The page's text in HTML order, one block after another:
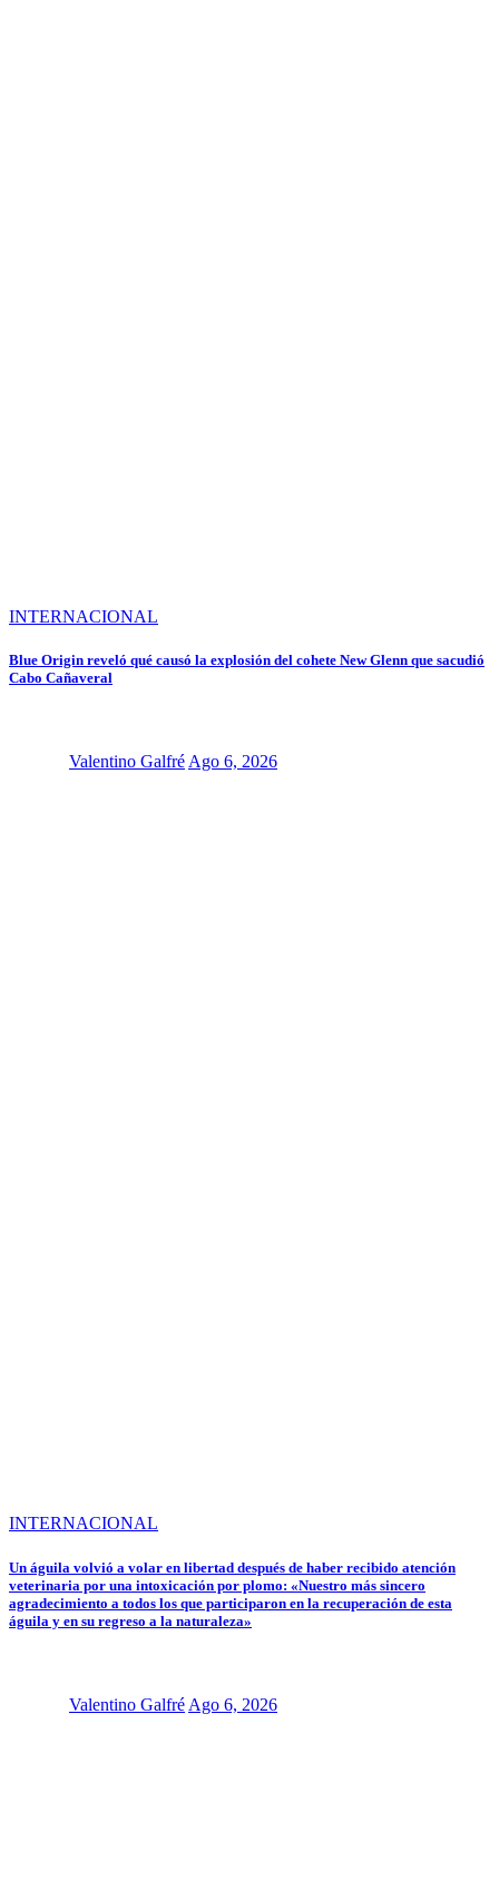
INTERNACIONAL
Blue Origin reveló qué causó la explosión del cohete New Glenn que sacudió
Cabo Cañaveral
Valentino Galfré Ago 6, 2026
INTERNACIONAL
Un águila volvió a volar en libertad después de haber recibido atención
veterinaria por una intoxicación por plomo: «Nuestro más sincero
agradecimiento a todos los que participaron en la recuperación de esta
águila y en su regreso a la naturaleza»
Valentino Galfré Ago 6, 2026